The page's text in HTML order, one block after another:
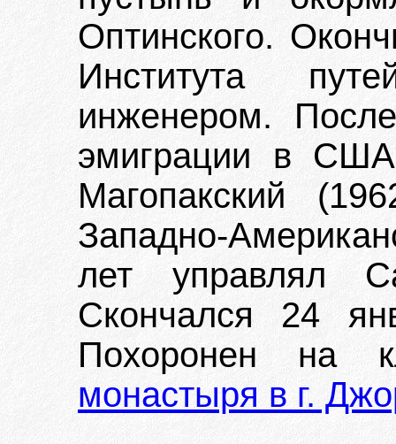
Оптинского.
Института
инженером.
эмиграции в
Магопакский
Западно-
лет управлял
Скончался 24
Похоронен на
монастыря в г.